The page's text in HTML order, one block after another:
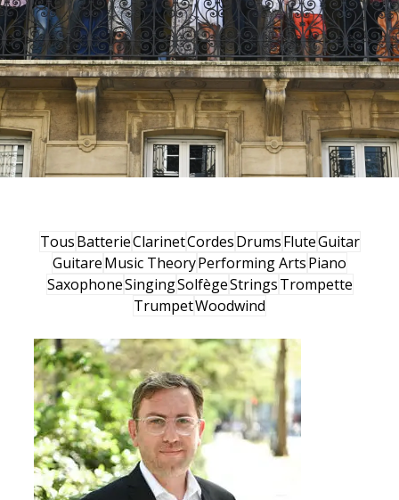
TousBatterieClarinetCordesDrumsFluteGuitar
GuitareMusic TheoryPerforming ArtsPiano
SaxophoneSingingSolfègeStringsTrompette
TrumpetWoodwind